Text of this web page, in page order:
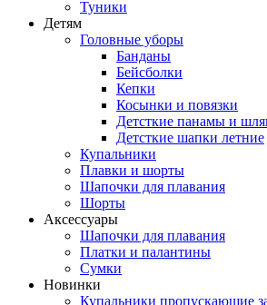
Туники
Детям
Головные уборы
Банданы
Бейсболки
Кепки
Косынки и повязки
Детсткие панамы и
Детсткие шапки летние
Купальники
Плавки и шорты
Шапочки для плавания
Шорты
Аксессуары
Шапочки для плавания
Платки и палантины
Сумки
Новинки
Купальники пропускающие